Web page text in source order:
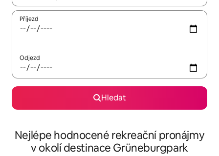
Příjezd
Odjezd
Hledat
Nejlépe hodnocené rekreační pronájmy
v okolí destinace Grüneburgpark